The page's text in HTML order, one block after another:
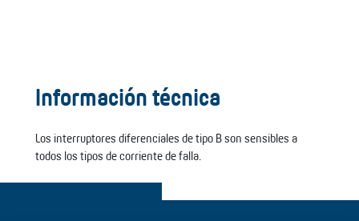
Información técnica
Los interruptores diferenciales de tipo B son sensibles a
todos los tipos de corriente de falla.